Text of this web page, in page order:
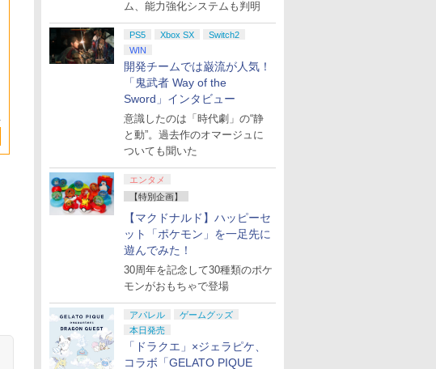
ム、能力強化システムも判明
PS5 Xbox SX
Switch2
WIN
開発チームでは巌流が人気！
「鬼武者 Way of the
Sword」インタビュー
意識したのは「時代劇」の“静
と動”。過去作のオマージュに
ついても聞いた
エンタメ
【特別企画】
【マクドナルド】ハッピーセ
ット「ポケモン」を一足先に
遊んでみた！
30周年を記念して30種類のポケ
モンがおもちゃで登場
アパレル
ゲームグッズ
本日発売
「ドラクエ」×ジェラピケ、
コラボ「GELATO PIQUE
典】スーパー マリオパ
ーティ ジャンボリー
Nintendo Switch 2
Edition ＋ ジャンボリ
ーTV(「スーパーマリ
オ」ステッカー2種)
￥8,032
員様限定！エントリー
でポイント10倍！】
【メール便発送】【新
2 ゲームソフト ぽこ あ
ポケモン POT-P-
リズム ブルー
￥5,770
特別価格／Frinkey
PS5 DualSense Edge
用 スティックモジュー
Tension & TMR電磁式
センサー搭載】 重さ調
具 はんだ付け不要 プラ
グアンドプレイ 高精度
デュアルセンスエッジ
んでいられません Blu-
ray BOX 神殿の巫女見
習い【Blu-ray】 [ 井口
なるためには手段を選
んでいられません Blu-
ray BOX 兵士の娘 新し
い生活～決着【Blu-
ray】 [ 井口裕香 ]
￥24,910
Blu-ray BOX 神殿の巫
女見習い2【Blu-ray】
[ 井口裕香 ]
ニンテンドープリペイ ニンテンドープリペイ
ド番号 500円|オンライ
ンコード版
￥500
ぽこ あ ポケモン エキ
ラインコード版
￥4,400
プレイステーション ス PlayStation 5 デジタ
ル・エディション 日本
語専用 (CFI-2200B01)
+ ディスクドライブ
(CFI-ZDD1J) セット
￥66,849
プレイステーション ス
オンラインコード版
￥3,000
【純正品】Xbox Elite
【国内正規品】
Thrustmaster スラス
トマスター TH8S シフ
ター - PC、PS4、
PS5、PS5 Pro、Xbox
One、Xbox Series X|S
対応の高精度 H パター
ン シフター
￥14,141
Xbox プリペイドカー
ード 【旧 Xbox ギフト
カード】 [オンライン
コード]
￥2,000
【Amazon.co.jp限
ード付) [Blu-ray]
『映画 ラブライブ！蓮
ノ空女学院スクールア
イドルクラブ Bloom
Garden Party』Blu-
ray（特装限定版）
￥8,589
劇場版「鬼滅の刃」無
来 完全生産限定版
[DVD]
￥7,828